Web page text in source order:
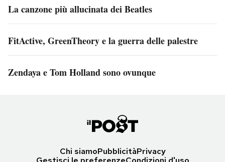
La canzone più allucinata dei Beatles
FitActive, GreenTheory e la guerra delle palestre
Zendaya e Tom Holland sono ovunque
Chi siamoPubblicitàPrivacy